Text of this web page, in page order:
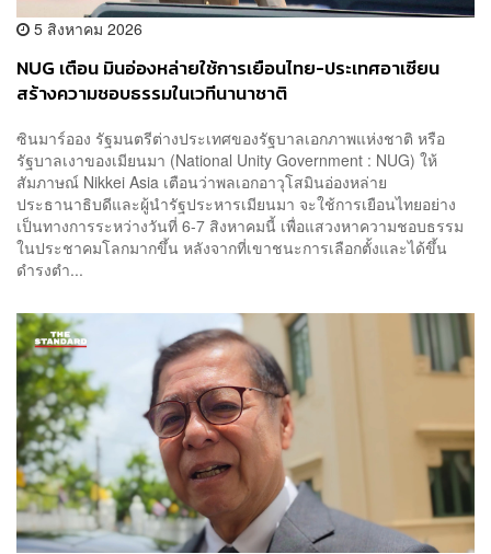
5 สิงหาคม 2026
NUG เตือน มินอ่องหล่ายใช้การเยือนไทย-ประเทศอาเซียน
สร้างความชอบธรรมในเวทีนานาชาติ
ซินมาร์ออง รัฐมนตรีต่างประเทศของรัฐบาลเอกภาพแห่งชาติ หรือ
รัฐบาลเงาของเมียนมา (National Unity Government : NUG) ให้
สัมภาษณ์ Nikkei Asia เตือนว่าพลเอกอาวุโสมินอ่องหล่าย
ประธานาธิบดีและผู้นำรัฐประหารเมียนมา จะใช้การเยือนไทยอย่าง
เป็นทางการระหว่างวันที่ 6-7 สิงหาคมนี้ เพื่อแสวงหาความชอบธรรม
ในประชาคมโลกมากขึ้น หลังจากที่เขาชนะการเลือกตั้งและได้ขึ้น
ดำรงตำ...